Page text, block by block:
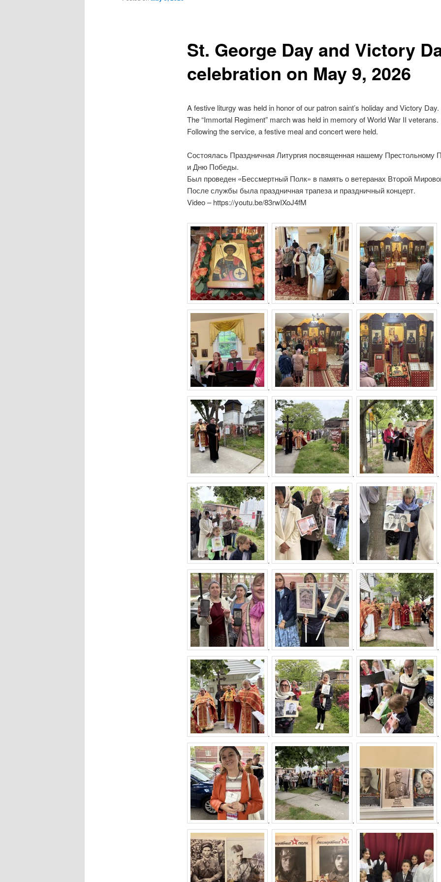
St. George Day and Victory
celebration on May 9, 2026
A festive liturgy was held in honor of our patron saint’s holiday and Victory Day.
The “Immortal Regiment” march was held in memory of World War II veterans.
Following the service, a festive meal and concert were held.
Состоялась Праздничная Литургия посвященная нашему Престольному
и Дню Победы.
Был проведен «Бессмертный Полк» в память о ветеранах Второй
После службы была праздничная трапеза и праздничный концерт.
Video – https://youtu.be/83rwIXoJ4fM
. . .
.
. . .
. . .
. .
.
. . .